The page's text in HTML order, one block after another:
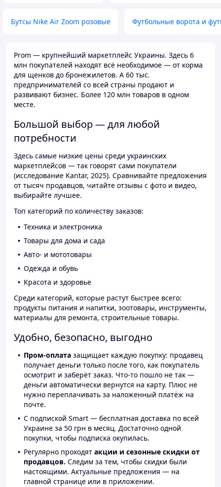
Бутсы Nike Air Zoom розовые Футбольные ворота и
Prom — крупнейший маркетплейс Украины. Здесь 6
млн покупателей находят всё необходимое — от корма
для щенков до бронежилетов. А 60 тыс.
предпринимателей со всей страны продают и
развивают бизнес. Более 120 млн товаров в одном
месте.
Большой выбор — для любой
потребности
Здесь самые низкие цены среди украинских
маркетплейсов — так говорят сами покупатели
(исследование Kantar, 2025). Сравнивайте предложения
от тысяч продавцов, читайте отзывы с фото и видео,
выбирайте лучшее.
Топ категорий по количеству заказов:
Техника и электроника
Товары для дома и сада
Авто- и мототовары
Одежда и обувь
Красота и здоровье
Среди категорий, которые растут быстрее всего:
продукты питания и напитки, зоотовары, инструменты,
материалы для ремонта, строительные товары.
Удобно, безопасно, выгодно
Пром-оплата защищает каждую покупку: продавец
получает деньги только после того, как покупатель
осмотрит и заберёт заказ. Что-то пошло не так —
деньги автоматически вернутся на карту. Плюс не
нужно переплачивать за наложенный платёж на
почте.
С подпиской Smart — бесплатная доставка по всей
Украине за 50 грн в месяц. Достаточно одной
покупки, чтобы подписка окупилась.
Регулярно проходят акции и сезонные скидки от
продавцов. Следим за тем, чтобы скидки были
настоящими. Актуальные предложения — на
главной странице или в приложении.